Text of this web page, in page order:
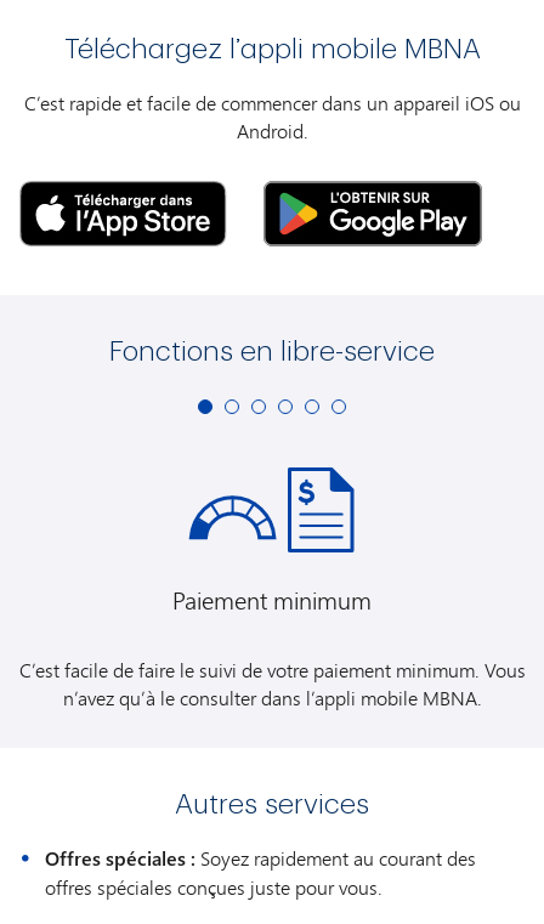
Téléchargez l’appli mobile MBNA
C’est rapide et facile de commencer dans un appareil iOS ou
Android.
Fonctions en libre-service
Paiement minimum
C’est facile de faire le suivi de votre paiement minimum. Vous
n’avez qu’à le consulter dans l’appli mobile MBNA.
Autres services
Offres spéciales : Soyez rapidement au courant des
offres spéciales conçues juste pour vous.